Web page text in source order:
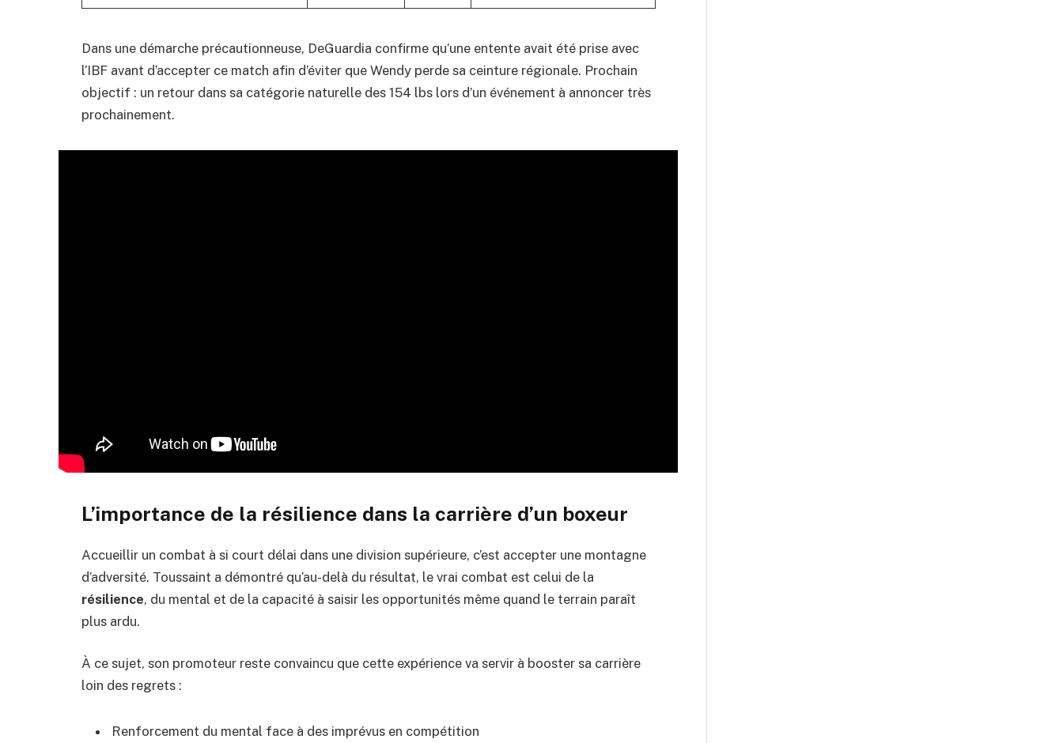
Dans une démarche précautionneuse, DeGuardia confirme qu’une entente avait été prise avec
l’IBF avant d’accepter ce match afin d’éviter que Wendy perde sa ceinture régionale. Prochain
objectif : un retour dans sa catégorie naturelle des 154 lbs lors d’un événement à annoncer très
prochainement.
L’importance de la résilience dans la carrière d’un boxeur
Accueillir un combat à si court délai dans une division supérieure, c’est accepter une montagne
d’adversité. Toussaint a démontré qu’au-delà du résultat, le vrai combat est celui de la
résilience, du mental et de la capacité à saisir les opportunités même quand le terrain paraît
plus ardu.
À ce sujet, son promoteur reste convaincu que cette expérience va servir à booster sa carrière
loin des regrets :
Renforcement du mental face à des imprévus en compétition